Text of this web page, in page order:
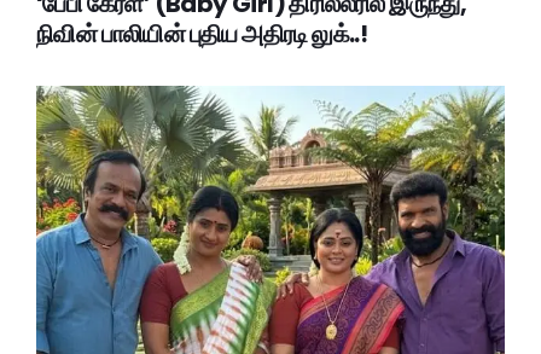
நிவின் பாலியின் புதிய அதிரடி லுக்..!